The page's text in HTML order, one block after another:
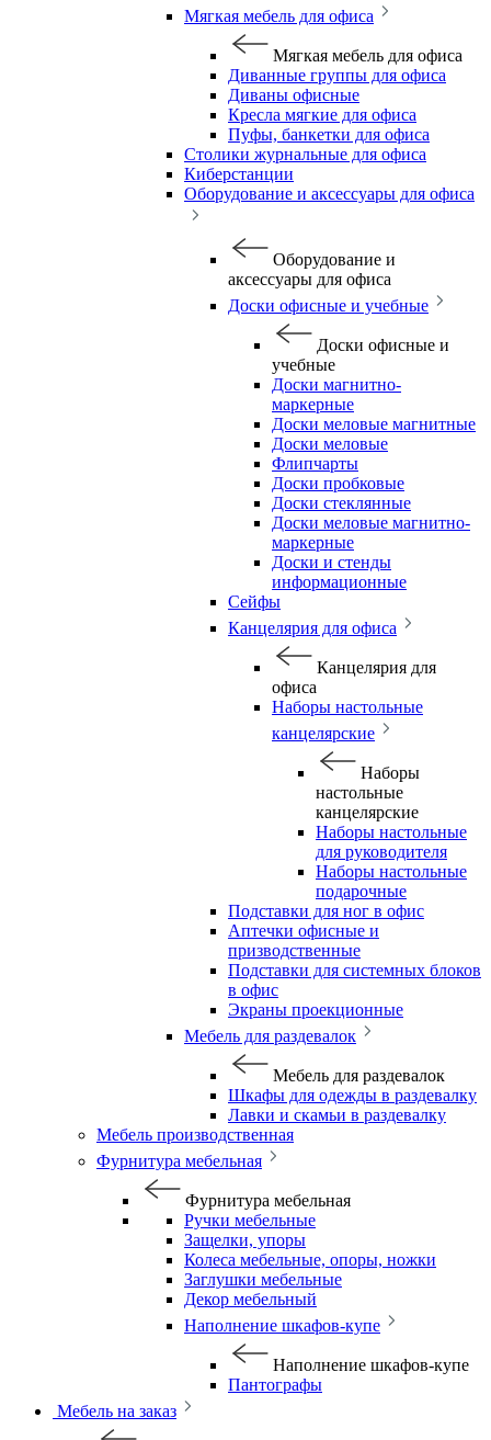
Мягкая мебель для офиса
Мягкая мебель для офиса
Диванные группы для офиса
Диваны офисные
Кресла мягкие для офиса
Пуфы, банкетки для офиса
Столики журнальные для офиса
Киберстанции
Оборудование и аксессуары для офиса
Оборудование и
аксессуары для офиса
Доски офисные и учебные
Доски офисные и
учебные
Доски магнитно-
маркерные
Доски меловые магнитные
Доски меловые
Флипчарты
Доски пробковые
Доски стеклянные
Доски меловые магнитно-
маркерные
Доски и стенды
информационные
Сейфы
Канцелярия для офиса
Канцелярия для
офиса
Наборы настольные
канцелярские
Наборы
настольные
канцелярские
Наборы настольные
для руководителя
Наборы настольные
подарочные
Подставки для ног в офис
Аптечки офисные и
призводственные
Подставки для системных блоков
в офис
Экраны проекционные
Мебель для раздевалок
Мебель для раздевалок
Шкафы для одежды в раздевалку
Лавки и скамьи в раздевалку
Мебель производственная
Фурнитура мебельная
Фурнитура мебельная
Ручки мебельные
Защелки, упоры
Колеса мебельные, опоры, ножки
Заглушки мебельные
Декор мебельный
Наполнение шкафов-купе
Наполнение шкафов-купе
Пантографы
Мебель на заказ